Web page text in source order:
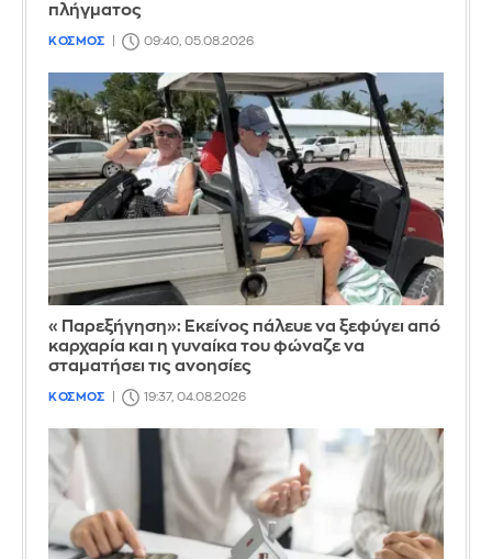
πλήγματος
ΚΟΣΜΟΣ 09:40, 05.08.2026
«Παρεξήγηση»: Εκείνος πάλευε να ξεφύγει από
καρχαρία και η γυναίκα του φώναζε να
σταματήσει τις ανοησίες
ΚΟΣΜΟΣ 19:37, 04.08.2026